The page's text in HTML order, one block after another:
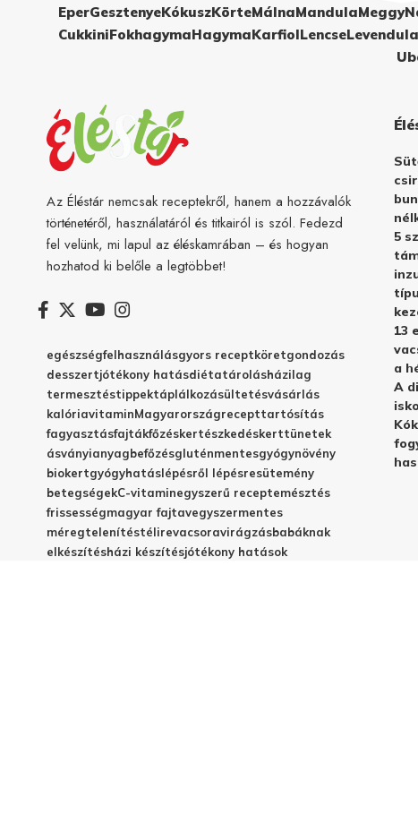
EperGesztenyeKókuszKörteMálnaMandulaMeggy
CukkiniFokhagymaHagymaKarfiolLencseLevendula
Az Éléstár nemcsak receptekről, hanem a hozzávalók
történetéről, használatáról és titkairól is szól. Fedezd
fel velünk, mi lapul az éléskamrában – és hogyan
hozhatod ki belőle a legtöbbet!
egészségfelhasználásgyors receptköretgondozás
desszertjótékony hatásdiétatárolásházilag
termesztéstippektáplálkozásültetésvásárlás
kalóriavitaminMagyarországrecepttartósítás
fagyasztásfajtákfőzéskertészkedéskerttünetek
ásványianyagbefőzésgluténmentesgyógynövény
biokertgyógyhatáslépésről lépésresütemény
betegségekC-vitaminegyszerű receptemésztés
frissességmagyar fajtavegyszermentes
méregtelenítéstélirevacsoravirágzásbabáknak
elkészítésházi készítésjótékony hatások
5
13
a
A